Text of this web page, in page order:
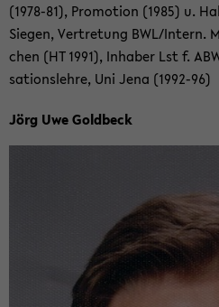
(1978-​81), Pro­mo­ti­on (1985) u.
Sie­gen, Ver­tre­tung BWL/In­tern.
chen (HT 1991), In­ha­ber Lst f.
sa­ti­ons­leh­re, Uni Jena (1992-​96)
Jörg Uwe Gold­beck